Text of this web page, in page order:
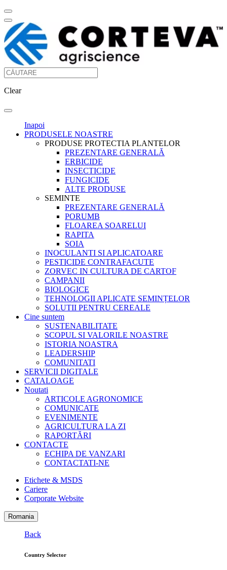
Clear
Inapoi
PRODUSELE NOASTRE
PRODUSE PROTECTIA PLANTELOR
PREZENTARE GENERALĂ
ERBICIDE
INSECTICIDE
FUNGICIDE
ALTE PRODUSE
SEMINTE
PREZENTARE GENERALĂ
PORUMB
FLOAREA SOARELUI
RAPITA
SOIA
INOCULANTI SI APLICATOARE
PESTICIDE CONTRAFACUTE
ZORVEC IN CULTURA DE CARTOF
CAMPANII
BIOLOGICE
TEHNOLOGII APLICATE SEMINȚELOR
SOLUTII PENTRU CEREALE
Cine suntem
SUSTENABILITATE
SCOPUL SI VALORILE NOASTRE
ISTORIA NOASTRA
LEADERSHIP
COMUNITATI
SERVICII DIGITALE
CATALOAGE
Noutati
ARTICOLE AGRONOMICE
COMUNICATE
EVENIMENTE
AGRICULTURA LA ZI
RAPORTĂRI
CONTACTE
ECHIPA DE VANZARI
CONTACTATI-NE
Etichete & MSDS
Cariere
Corporate Website
Romania
Back
Country Selector